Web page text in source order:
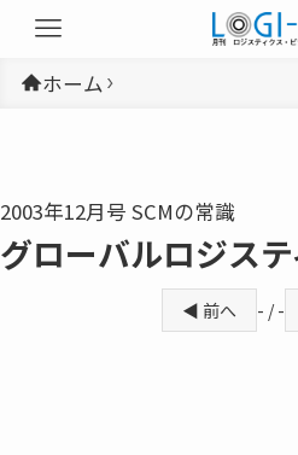
ホーム
2003年12月号 SCMの常識
グローバルロジス
◀ 前へ - / -